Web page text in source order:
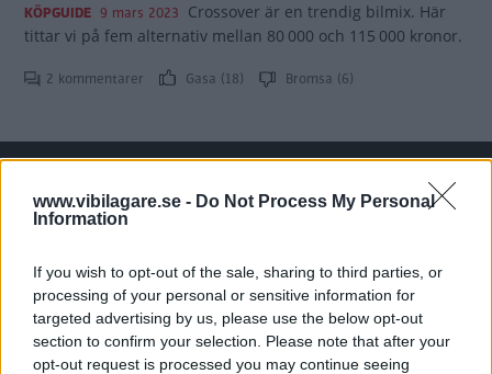
www.vibilagare.se - Do Not Process My Personal
Information
If you wish to opt-out of the sale, sharing to third parties, or
processing of your personal or sensitive information for
targeted advertising by us, please use the below opt-out
section to confirm your selection. Please note that after your
opt-out request is processed you may continue seeing
KÖPGUIDE 9 mars 2023 Crossover är en trendig bilmix. Här
tittar vi på fem alternativ mellan 80 000 och 115 000 kronor.
2 kommentarer Gasa (18) Bromsa (6)